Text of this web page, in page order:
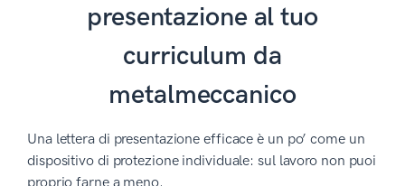
presentazione al tuo
curriculum da
metalmeccanico
Una lettera di presentazione efficace è un po’ come un
dispositivo di protezione individuale: sul lavoro non puoi
proprio farne a meno.